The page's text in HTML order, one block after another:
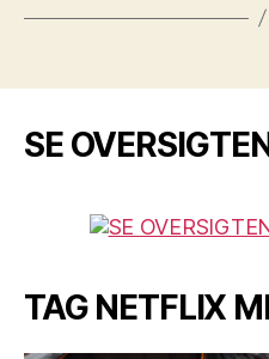
SE
TAG NETFLIX